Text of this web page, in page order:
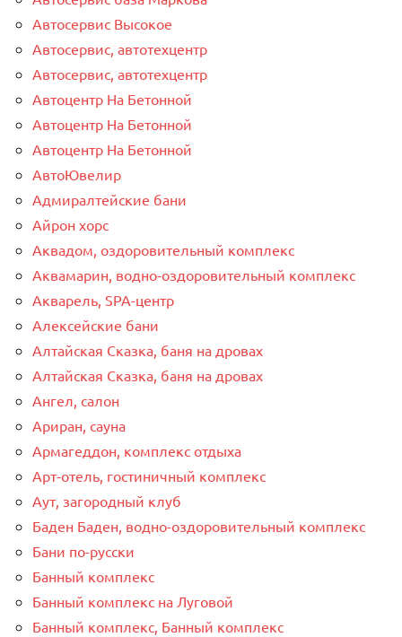
Автосервис Высокое
Автосервис, автотехцентр
Автосервис, автотехцентр
Автоцентр На Бетонной
Автоцентр На Бетонной
Автоцентр На Бетонной
АвтоЮвелир
Адмиралтейские бани
Айрон хорс
Аквадом, оздоровительный комплекс
Аквамарин, водно-оздоровительный комплекс
Акварель, SPA-центр
Алексейские бани
Алтайская Сказка, баня на дровах
Алтайская Сказка, баня на дровах
Ангел, салон
Ариран, сауна
Армагеддон, комплекс отдыха
Арт-отель, гостиничный комплекс
Аут, загородный клуб
Баден Баден, водно-оздоровительный комплекс
Бани по-русски
Банный комплекс
Банный комплекс на Луговой
Банный комплекс, Банный комплекс